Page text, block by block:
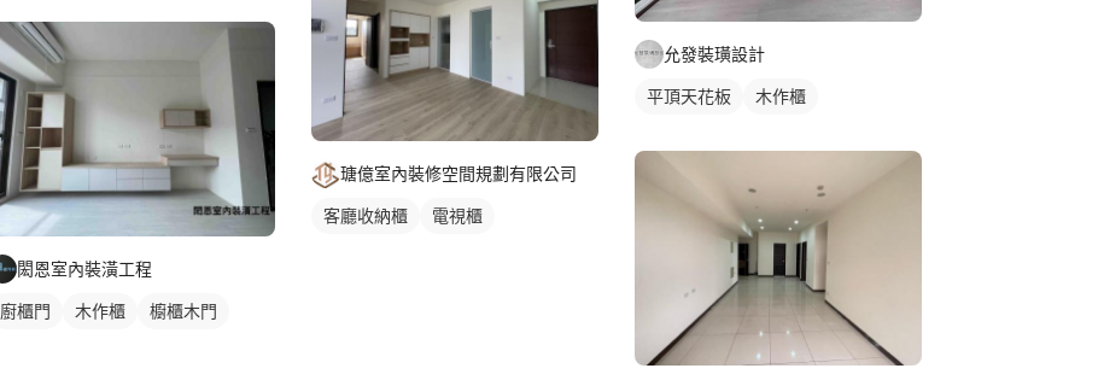
閎恩室內裝潢工程
廚櫃門 木作櫃 櫥櫃木門
瑭億室內裝修空間規劃有限公司
客廳收納櫃 電視櫃
允發裝璜設計
平頂天花板 木作櫃